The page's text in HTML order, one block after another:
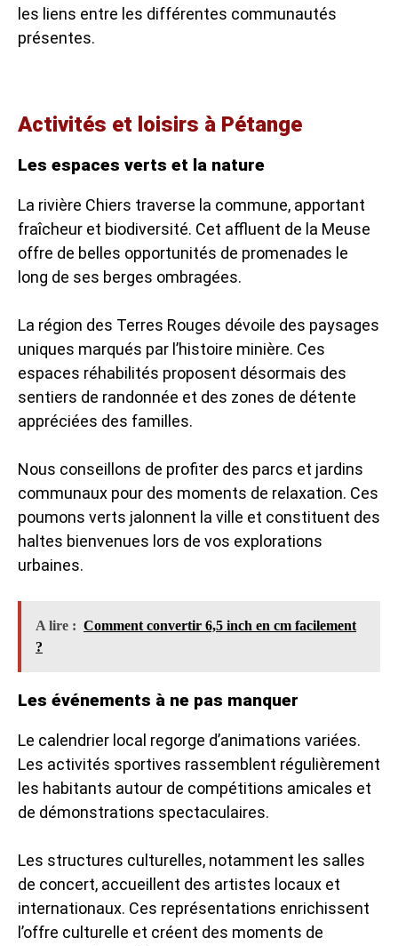
les liens entre les différentes communautés
présentes.
Activités et loisirs à Pétange
Les espaces verts et la nature
La rivière Chiers traverse la commune, apportant
fraîcheur et biodiversité. Cet affluent de la Meuse
offre de belles opportunités de promenades le
long de ses berges ombragées.
La région des Terres Rouges dévoile des paysages
uniques marqués par l’histoire minière. Ces
espaces réhabilités proposent désormais des
sentiers de randonnée et des zones de détente
appréciées des familles.
Nous conseillons de profiter des parcs et jardins
communaux pour des moments de relaxation. Ces
poumons verts jalonnent la ville et constituent des
haltes bienvenues lors de vos explorations
urbaines.
A lire : Comment convertir 6,5 inch en cm facilement
?
Les événements à ne pas manquer
Le calendrier local regorge d’animations variées.
Les activités sportives rassemblent régulièrement
les habitants autour de compétitions amicales et
de démonstrations spectaculaires.
Les structures culturelles, notamment les salles
de concert, accueillent des artistes locaux et
internationaux. Ces représentations enrichissent
l’offre culturelle et créent des moments de